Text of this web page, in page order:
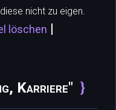
nicht zu eigen.
löschen |
Karriere"